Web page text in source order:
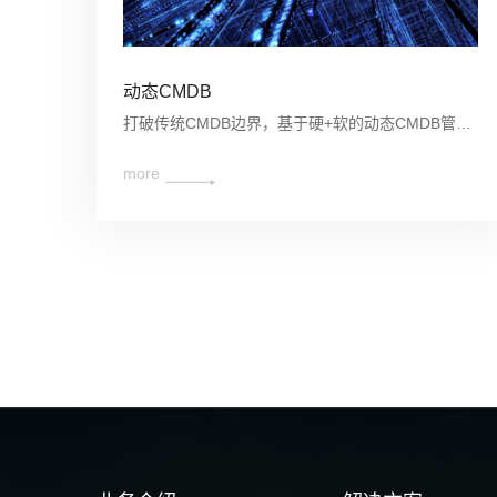
动态CMDB
打破传统CMDB边界，基于硬+软的动态CMDB管理；重新定义基于服务、业务、软件、进程等软资产的复杂生命周期管理。
more